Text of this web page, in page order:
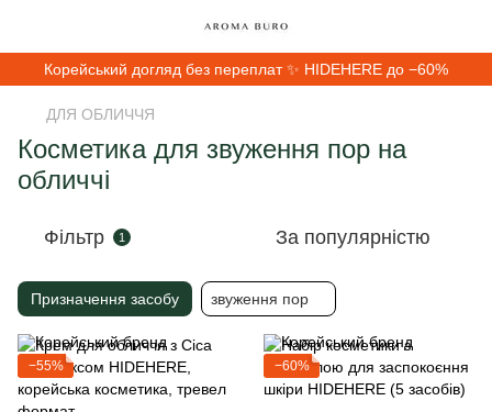
Корейський догляд без переплат ✨ HIDEHERE до −60%
ДЛЯ ОБЛИЧЧЯ
Косметика для звуження пор на
обличчі
Фільтр 1 За популярністю
Призначення засобу звуження пор
−55% −60%